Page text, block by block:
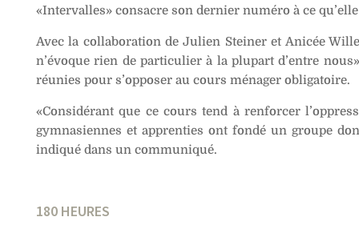
«Intervalles» consacre son dernier numéro à ce
Avec la collaboration de Julien Steiner et Anicée
n’évoque rien de particulier à la plupart d’entre
réunies pour s’opposer au cours ménager obligatoire.
«Considérant que ce cours tend à renforcer
gymnasiennes et apprenties ont fondé un groupe
indiqué dans un communiqué.
180 HEURES